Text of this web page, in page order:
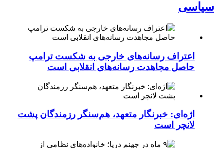
سیاسی
اعتراف رسانه‌های خارجی به شکست ترامپ
حاصل مجاهدت رسانه‌های انقلابی است
اژه‌ای: خبرنگار متعهد، هم‌سنگر رزمندگان پشت
لانچر است